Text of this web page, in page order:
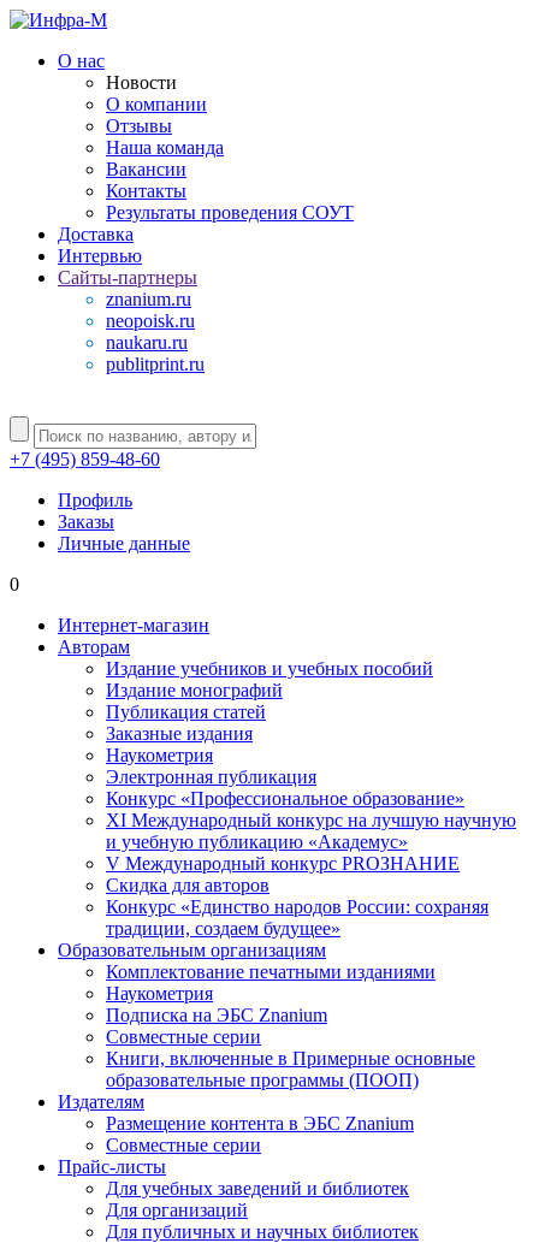
О нас
Новости
О компании
Отзывы
Наша команда
Вакансии
Контакты
Результаты проведения СОУТ
Доставка
Интервью
Сайты-партнеры
znanium.ru
neopoisk.ru
naukaru.ru
publitprint.ru
+7 (495) 859-48-60
Профиль
Заказы
Личные данные
0
Интернет-магазин
Авторам
Издание учебников и учебных пособий
Издание монографий
Публикация статей
Заказные издания
Наукометрия
Электронная публикация
Конкурс «Профессиональное образование»
XI Международный конкурс на лучшую научную
и учебную публикацию «Академус»
V Международный конкурс PROЗНАНИЕ
Скидка для авторов
Конкурс «Единство народов России: сохраняя
традиции, создаем будущее»
Образовательным организациям
Комплектование печатными изданиями
Наукометрия
Подписка на ЭБС Znanium
Совместные серии
Книги, включенные в Примерные основные
образовательные программы (ПООП)
Издателям
Размещение контента в ЭБС Znanium
Совместные серии
Прайс-листы
Для учебных заведений и библиотек
Для организаций
Для публичных и научных библиотек